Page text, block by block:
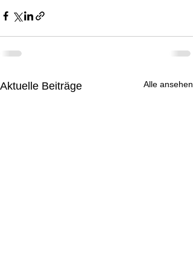
Aktuelle Beiträge Alle ansehen